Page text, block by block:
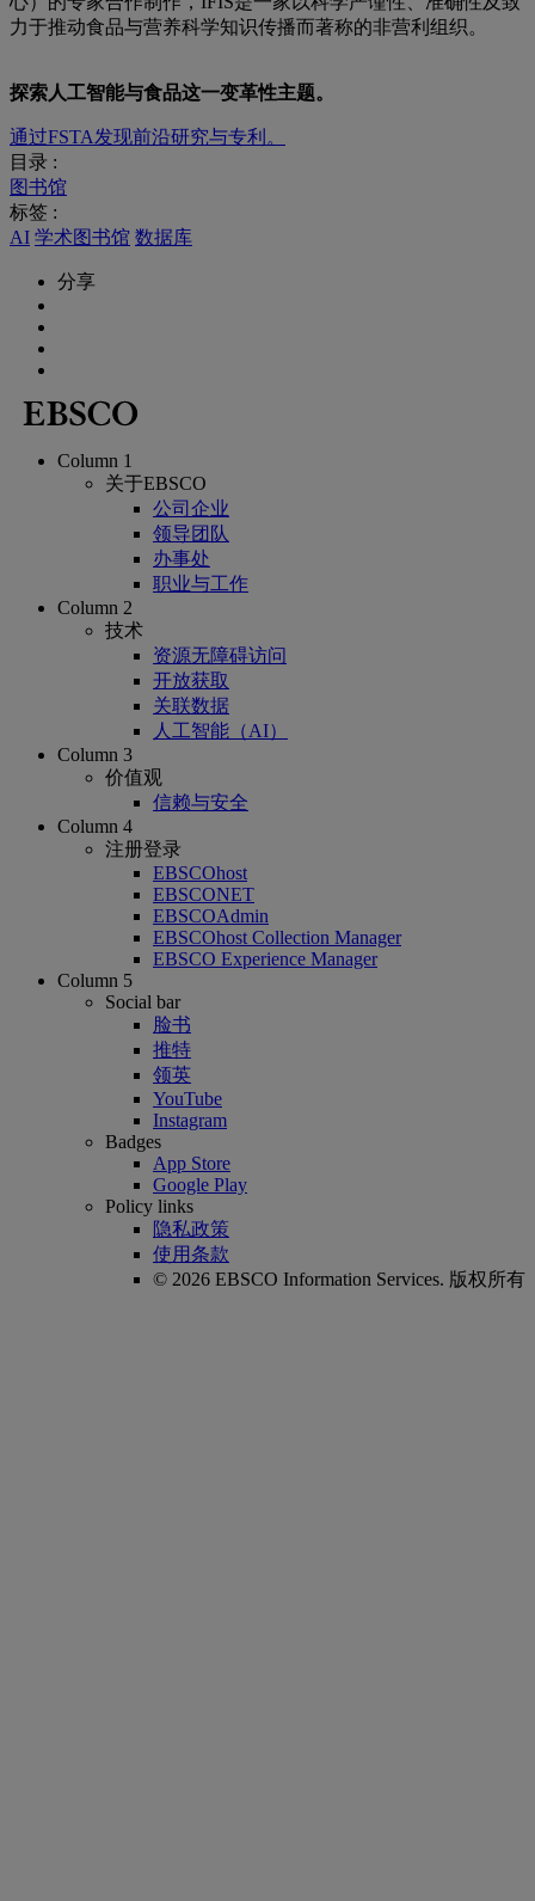
力于推动食品与营养科学知识传播而著称的非营利组织。
探索人工智能与食品这一变革性主题。
通过FSTA发现前沿研究与专利。
目录 :
图书馆
标签 :
AI 学术图书馆 数据库
分享
Column 1
关于EBSCO
公司企业
领导团队
办事处
职业与工作
Column 2
技术
资源无障碍访问
开放获取
关联数据
人工智能（AI）
Column 3
价值观
信赖与安全
Column 4
注册登录
EBSCOhost
EBSCONET
EBSCOAdmin
EBSCOhost Collection Manager
EBSCO Experience Manager
Column 5
Social bar
脸书
推特
领英
YouTube
Instagram
Badges
App Store
Google Play
Policy links
隐私政策
使用条款
© 2026 EBSCO Information Services. 版权所有